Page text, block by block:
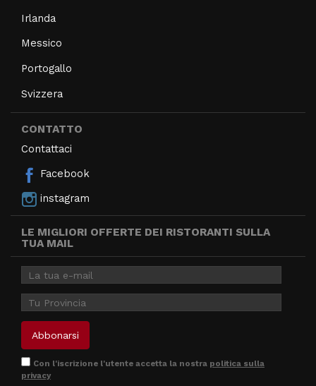
Irlanda
Messico
Portogallo
Svizzera
CONTATTO
Contattaci
Facebook
instagram
LE MIGLIORI OFFERTE DEI RISTORANTI SULLA
TUA MAIL
Con l'iscrizione l'utente accetta la nostra politica sulla
privacy